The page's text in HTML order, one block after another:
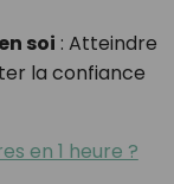
soi : Atteindre
la confiance
en 1 heure ?